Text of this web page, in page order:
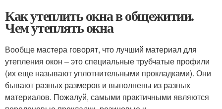
Как утеплить окна в общежитии.
Чем утеплять окна
Вообще мастера говорят, что лучший материал для
утепления окон – это специальные трубчатые профили
(их еще называют уплотнительными прокладками). Они
бывают разных размеров и выполнены из разных
материалов. Пожалуй, самыми практичными являются